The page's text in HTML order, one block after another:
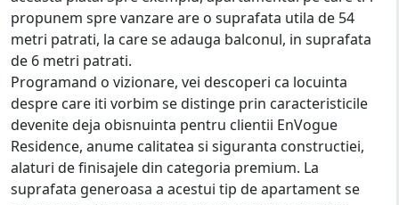
propunem spre vanzare are o suprafata utila de 54
metri patrati, la care se adauga balconul, in suprafata
de 6 metri patrati.
Programand o vizionare, vei descoperi ca locuinta
despre care iti vorbim se distinge prin caracteristicile
devenite deja obisnuinta pentru clientii EnVogue
Residence, anume calitatea si siguranta constructiei,
alaturi de finisajele din categoria premium. La
suprafata generoasa a acestui tip de apartament se